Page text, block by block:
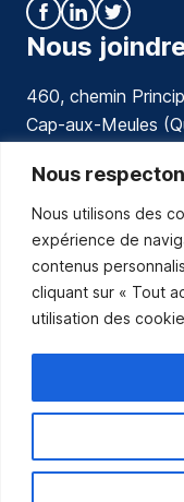
Nous
Nous utilisons des
expérience de
contenus
cliquant sur « Tout
utilisation des
Nous
460, chemin
Cap-aux-Meules
418 986-3100
Composez le 1 en
Abonnez-
Abonnez-vous
de la